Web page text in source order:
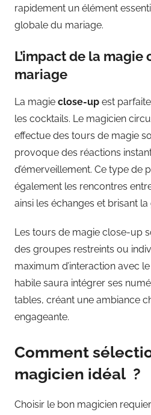
rapidement un élément
globale du mariage.
L’impact de la magie
mariage
La magie close-up est
les cocktails. Le magicien
effectue des tours de magie
provoque des réactions
d’émerveillement. Ce type de
également les rencontres
ainsi les échanges et brisant la
Les tours de magie close-up
des groupes restreints ou
maximum d’interaction avec
habile saura intégrer ses
tables, créant une ambiance
engageante.
Comment
magicien idéal ?
Choisir le bon magicien